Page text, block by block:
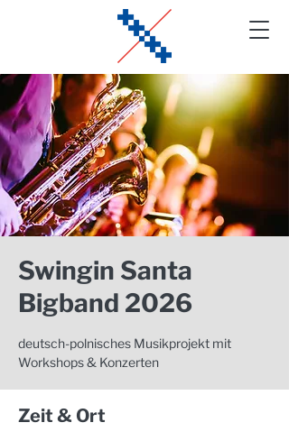
Swingin Santa
Bigband 2026
deutsch-polnisches Musikprojekt mit
Workshops & Konzerten
Zeit & Ort